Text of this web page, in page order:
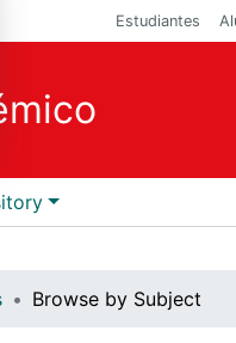
Estudiantes
Browse by Subject